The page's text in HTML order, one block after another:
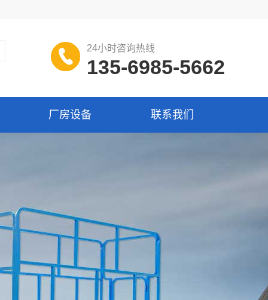
24小时咨询热线
135-6985-5662
厂房设备 联系我们